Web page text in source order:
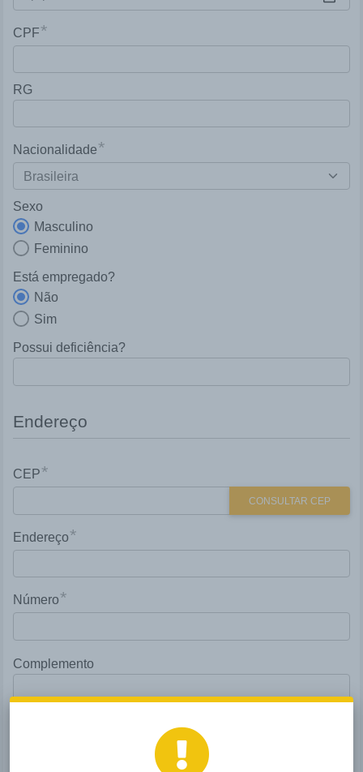
CPF*
RG
Nacionalidade*
Sexo
Masculino
Feminino
Está empregado?
Não
Sim
Possui deficiência?
Endereço
CEP*
CONSULTAR CEP
Endereço*
Número*
Complemento